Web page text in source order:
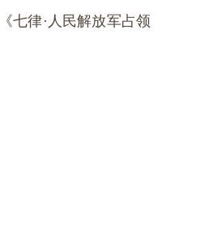
七律· 人民解放军占领